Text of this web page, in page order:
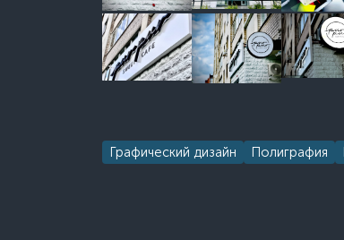
Графический дизайн Полиграфия